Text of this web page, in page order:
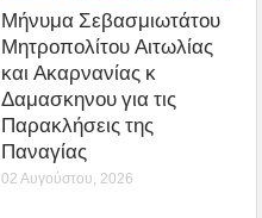
Μήνυμα Σεβασμιωτάτου
Μητροπολίτου Αιτωλίας
και Ακαρνανίας κ
Δαμασκηνου για τις
Παρακλήσεις της
Παναγίας
02 Αυγούστου, 2026